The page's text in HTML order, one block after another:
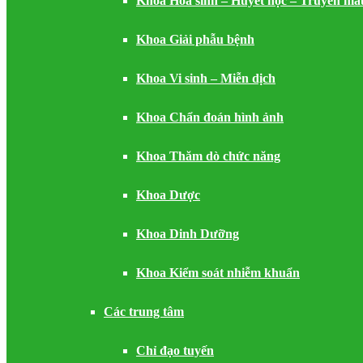
Khoa Giải phẫu bệnh
Khoa Vi sinh – Miễn dịch
Khoa Chẩn đoán hình ảnh
Khoa Thăm dò chức năng
Khoa Dược
Khoa Dinh Dưỡng
Khoa Kiểm soát nhiễm khuẩn
Các trung tâm
Chỉ đạo tuyến